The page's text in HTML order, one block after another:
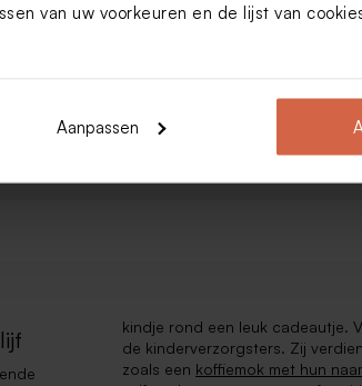
van uw voorkeuren en de lijst van
Aanpassen
kindje rond een leuk cadeautje.
de kinderverzorgsters. Zij
zoals een koffiemok met hun